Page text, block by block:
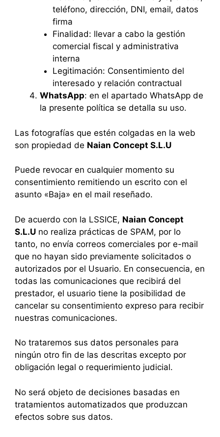
teléfono, dirección, DNI, email, datos
firma
Finalidad: llevar a cabo la gestión
comercial fiscal y administrativa
interna
Legitimación: Consentimiento del
interesado y relación contractual
WhatsApp: en el apartado WhatsApp de
la presente política se detalla su uso.
Las fotografías que estén colgadas en la web
son propiedad de Naian Concept S.L.U
Puede revocar en cualquier momento su
consentimiento remitiendo un escrito con el
asunto «Baja» en el mail reseñado.
De acuerdo con la LSSICE, Naian Concept
S.L.U no realiza prácticas de SPAM, por lo
tanto, no envía correos comerciales por e-mail
que no hayan sido previamente solicitados o
autorizados por el Usuario. En consecuencia, en
todas las comunicaciones que recibirá del
prestador, el usuario tiene la posibilidad de
cancelar su consentimiento expreso para recibir
nuestras comunicaciones.
No trataremos sus datos personales para
ningún otro fin de las descritas excepto por
obligación legal o requerimiento judicial.
No será objeto de decisiones basadas en
tratamientos automatizados que produzcan
efectos sobre sus datos.